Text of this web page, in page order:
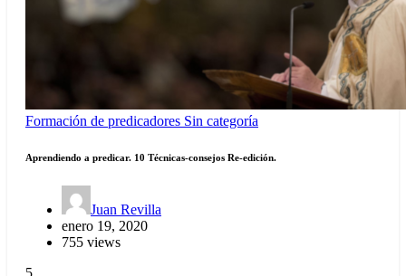
Formación de predicadores Sin categoría
Aprendiendo a predicar. 10 Técnicas-consejos Re-edición.
Juan Revilla
enero 19, 2020
755 views
5